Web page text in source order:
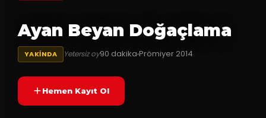
Ayan Beyan Doğaçlama
YAKINDA Yetersiz oy90 dakikaPrömiyer2014
Hemen Kayıt Ol